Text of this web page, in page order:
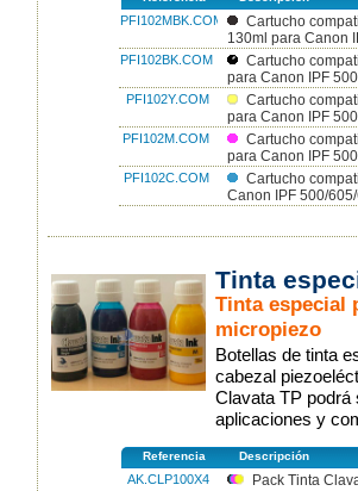
PFI102MBK.COM
Cartucho
130ml para Canon
PFI102BK.COM
Cartucho
para Canon IPF
PFI102Y.COM
Cartucho
para Canon IPF
PFI102M.COM
Cartucho
para Canon IPF
PFI102C.COM
Cartucho
Canon IPF 500/
Tinta
Tinta especial
micropiezo
Botellas de tinta
cabezal
Clavata TP podrá
aplicaciones y
Referencia Descripción
AK.CLP100X4 Pack Tinta